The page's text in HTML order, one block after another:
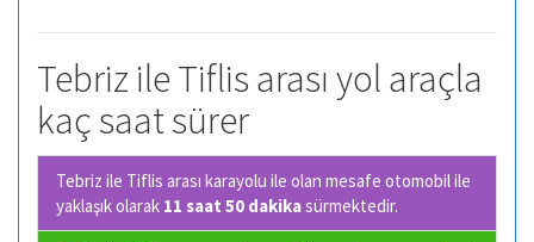
Tebriz ile Tiflis arası yol araçla
kaç saat sürer
Tebriz ile Tiflis arası karayolu ile olan mesafe otomobil ile
yaklaşık olarak 11 saat 50 dakikasürmektedir.